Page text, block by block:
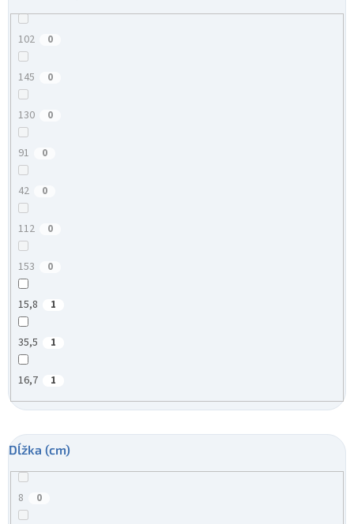
102 0
145 0
130 0
91 0
42 0
112 0
153 0
15,8 1
35,5 1
16,7 1
Dĺžka (cm)
8 0